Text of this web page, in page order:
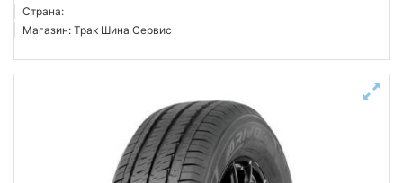
Страна:
Магазин: Трак Шина Сервис